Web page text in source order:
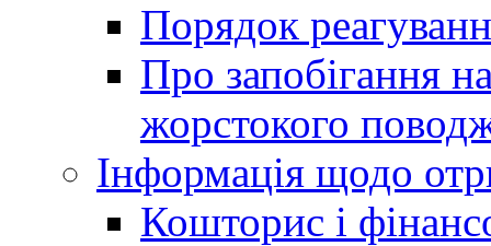
Порядок
Про запобігання
жорстокого
Інформація щодо
Кошторис і